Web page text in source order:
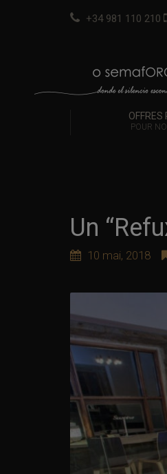
+34 981 110 210
OFFRES
POUR
Un
10 mai, 2018